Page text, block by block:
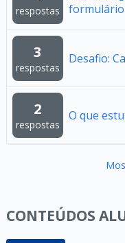
respostas
formulário
3
respostas
Desafio:
2
respostas
O que
CONTEÚDOS